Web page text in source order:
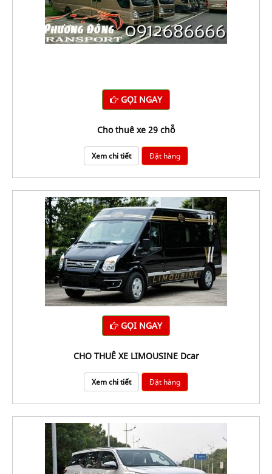
GỌI NGAY
cho thuê xe 29 chỗ
Xem chi tiết Đặt hàng
GỌI NGAY
CHO THUÊ XE LIMOUSINE Dcar
Xem chi tiết Đặt hàng